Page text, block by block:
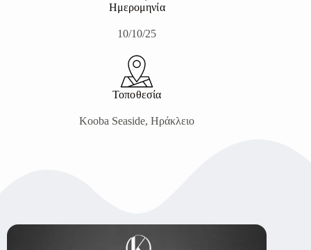
Ημερομηνία
10/10/25
Τοποθεσία
Kooba Seaside, Ηράκλειο